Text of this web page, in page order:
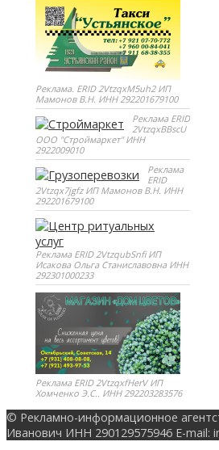
Реклама. ERID 2VtzqxM5uh2 ИП
Мамонов В.Н. ИНН 292201679100
Реклама ERID
2VtzqxBBscU
ООО "Строймаркет" ИНН
2922009010
Реклама
ERID
2Vtzqx7jgfz ИП Мамонов В.Н. ИНН
292201679100
Реклама ERID 2VtzqubSnfi ИП
Исакова Ольга Станиславовна ИНН
292301000233
Реклама ERID 2VtzqxfHerV ИП
Хомченко Э.С.. ИНН 292203283576
© Рекламно-информационное
Иванович ИНН 290129575946 E-mail: